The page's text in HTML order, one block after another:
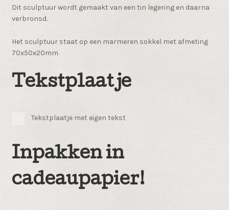
Dit sculptuur wordt gemaakt van een tin legering en daarna
verbronsd.
Het sculptuur staat op een marmeren sokkel met afmeting
70x50x20mm.
Tekstplaatje
Tekstplaatje met eigen tekst
Inpakken in
cadeaupapier!